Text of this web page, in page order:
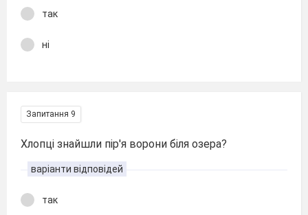
так
ні
Запитання 9
Хлопці знайшли пір'я ворони біля озера?
варіанти відповідей
так